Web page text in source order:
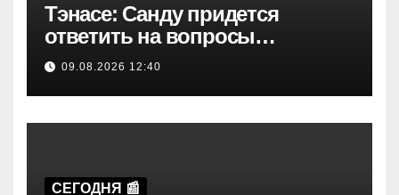
Тэнасе: Санду придется
ответить на вопросы
оппозиции в парламенте
Молдавии
09.08.2026 12:40
СЕГОДНЯ 📰